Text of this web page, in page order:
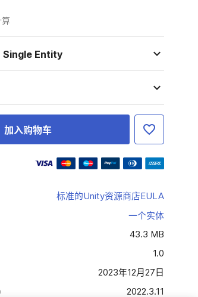
Single Entity
加入购物车
标准的Unity资源商店EULA
一个实体
43.3 MB
1.0
2023年12月27日
2022.3.11